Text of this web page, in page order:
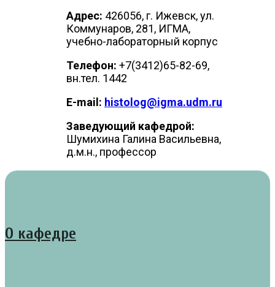
Адрес: 426056, г. Ижевск, ул.
Коммунаров, 281, ИГМА,
учебно-лабораторный корпус
Телефон: +7(3412)65-82-69,
вн.тел. 1442
E-mail: histolog@igma.udm.ru
Заведующий кафедрой:
Шумихина Галина Васильевна,
д.м.н., профессор
О кафедре